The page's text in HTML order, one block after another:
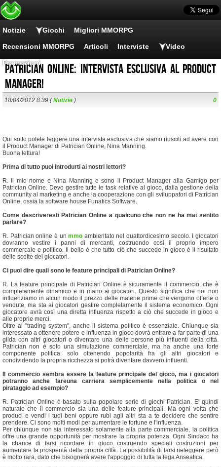
Notizie Giochi Migliori MMORPG
Recensioni MMORPG Articoli Interviste Video
Promozioni
Patrician Online: Intervista esclusiva al Product
Manager!
18/04/2012 8:39 (Notizie ) 0
Qui sotto potete leggere una intervista esclusiva che siamo riusciti ad avere con
il Product Manager di Patrician Online, Nina Manning.
Buona lettura!
Prima di tutto puoi introdurti ai nostri lettori?
R. Il mio nome è Nina Manning e sono il Product Manager alla Gamigo per
Patrician Online. Devo gestire tutte le task relative al gioco, dalla gestione della
community al marketing e anche la cooperazione con gli sviluppatori di Patrician
Online, ossia la software house Funatics Software.
Come descriveresti Patrician Online a qualcuno che non ne ha mai sentito
parlare?
R. Patrician online è unmmo ambientato nel quattordicesimo secolo. I giocatori
dovranno vestire i panni di mercanti, costruendo così il proprio impero
commercale e politico. Il bello è che tutto ciò che succede in gioco è il risultato
delle scelte dei giocatori.
Ci puoi dire quali sono le feature principali di Patrician Online?
R. La feature principale di Patrician Online è sicuramente il commercio, che è
completamente dinamico e in mano ai giocatori. Questo significa che noi non
influenziamo in alcun modo il prezzo delle materie prime che vengono offerte o
vendute, ma sta ai giocatori gestire completamente il sistema economico. Ogni
giocatore avrà così una diretta influenza rispetto a ciò che succede in gioco e
alle proprie merci.
Oltre al "trading system", anche il sistema politico è essenziale. Chiunque sia
interessato a ottenere potere e influenza in gioco dovrà entrare a far parte di una
gilda con altri giocatori o diventare una delle persone più influenti della città.
Patrician non è solo una simulazione commerciale, ma ha anche una forte
componente politica: solo ottenendo popolarità fra gli altri giocatori e
condividendo la propria ricchezza si potrà diventare davvero influenti.
Il commercio sembra essere la feature principale del gioco, ma i giocatori
potranno anche fareuna carriera semplicemente nella politica o nel
pirataggio ad esempio?
R. Patrician Online è basato sulla popolare serie di giochi Patrician. E' quindi
naturale che il commercio sia una delle feature principali. Ma ogni volta che
produci e vendi i tuoi beni oppure rubi agli altri sta a te decidere che sentire
prendere. Ci sono molti modi per aumentare le fortune e l'influenza.
Per chiunque non sia interessato solamente alla parte commerciale, la politica
offre una grande opportunità per mostrare la propria potenza. Ogni Sindaco ha
la chance di farsi ricordare in gioco costruendo speciali costruzioni per
aumentare la prosperità della propria città. La possibilità di farsi rieleggere però
è molto rara, dato che bisognerà avere l'appoggio di tutta la lega Anseatica.